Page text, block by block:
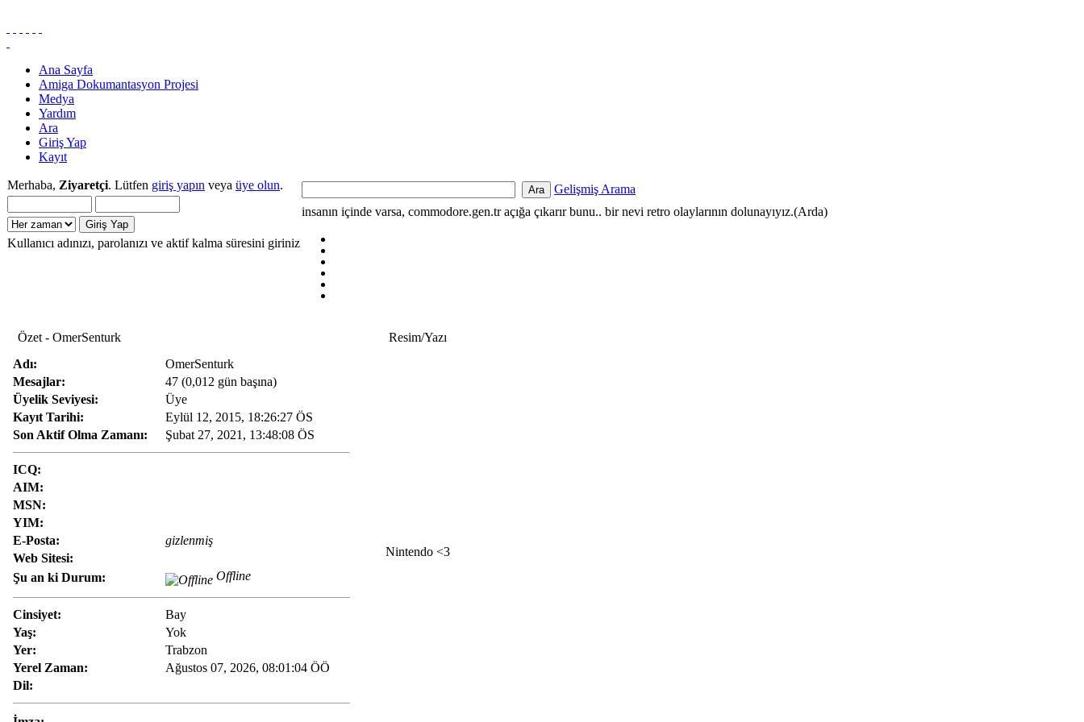
Ana Sayfa
Amiga Dokumantasyon Projesi
Medya
Yardım
Ara
Giriş Yap
Kayıt
Merhaba, Ziyaretçi. Lütfen giriş yapın veya üye olun.
Kullanıcı adınızı, parolanızı ve aktif kalma süresini giriniz
Gelişmiş Arama
insanın içinde varsa, commodore.gen.tr açığa çıkarır bunu.. bir nevi retro olaylarının dolunayıyız.(Arda)
Özet - OmerSenturk
Resim/Yazı
Adı:
OmerSenturk
Mesajlar:
47 (0,012 gün başına)
Üyelik Seviyesi:
Üye
Kayıt Tarihi:
Eylül 12, 2015, 18:26:27 ÖS
Son Aktif Olma Zamanı:
Şubat 27, 2021, 13:48:08 ÖS
ICQ:
AIM:
MSN:
YIM:
E-Posta:
gizlenmiş
Web Sitesi:
Şu an ki Durum:
Offline
Cinsiyet:
Bay
Yaş:
Yok
Yer:
Trabzon
Yerel Zaman:
Ağustos 07, 2026, 08:01:04 ÖÖ
Dil:
Nintendo <3